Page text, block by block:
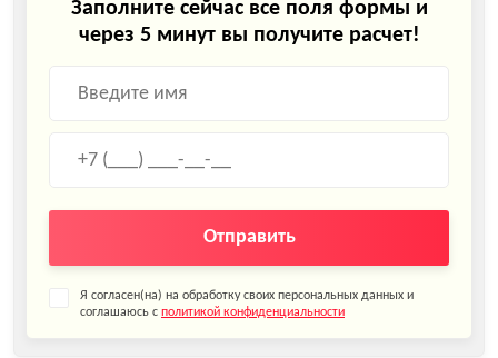
Заполните сейчас все поля формы и
через 5 минут вы получите расчет!
Отправить
Я согласен(на) на обработку своих персональных данных и
соглашаюсь с политикой конфиденциальности